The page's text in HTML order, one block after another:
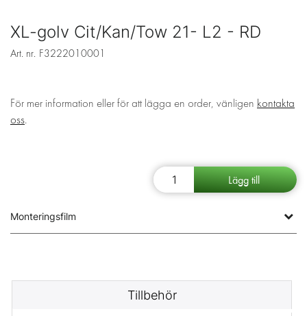
XL-golv Cit/Kan/Tow 21- L2 - RD
Art. nr. F3222010001
För mer information eller för att lägga en order, vänligen kontakta
oss.
Monteringsfilm
Tillbehör